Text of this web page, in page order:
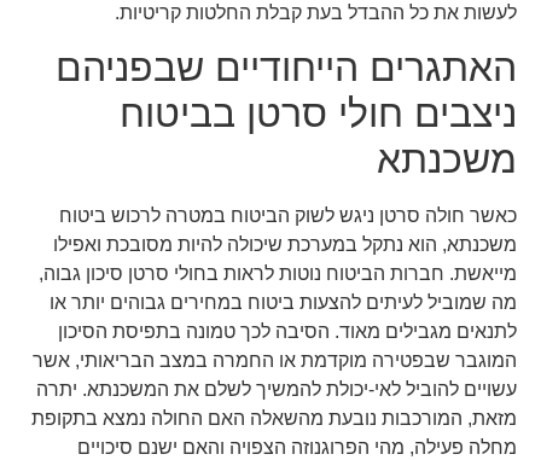
לעשות את כל ההבדל בעת קבלת החלטות קריטיות.
האתגרים הייחודיים שבפניהם
ניצבים חולי סרטן בביטוח
משכנתא
כאשר חולה סרטן ניגש לשוק הביטוח במטרה לרכוש ביטוח
משכנתא, הוא נתקל במערכת שיכולה להיות מסובכת ואפילו
מייאשת. חברות הביטוח נוטות לראות בחולי סרטן סיכון גבוה,
מה שמוביל לעיתים להצעות ביטוח במחירים גבוהים יותר או
לתנאים מגבילים מאוד. הסיבה לכך טמונה בתפיסת הסיכון
המוגבר שבפטירה מוקדמת או החמרה במצב הבריאותי, אשר
עשויים להוביל לאי-יכולת להמשיך לשלם את המשכנתא. יתרה
מזאת, המורכבות נובעת מהשאלה האם החולה נמצא בתקופת
מחלה פעילה, מהי הפרוגנוזה הצפויה והאם ישנם סיכויים